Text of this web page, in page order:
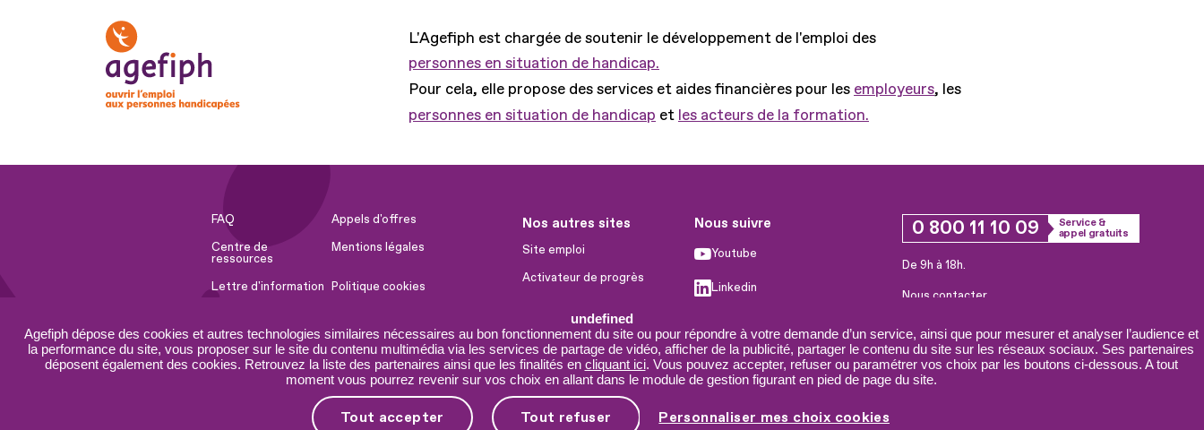
undefined
Agefiph dépose des cookies et autres technologies similaires nécessaires au bon fonctionnement du site ou pour répondre à votre demande d’un service, ainsi que pour mesurer et analyser l’audience et
la performance du site, vous proposer sur le site du contenu multimédia via les services de partage de vidéo, afficher de la publicité, partager le contenu du site sur les réseaux sociaux. Ses partenaires
déposent également des cookies. Retrouvez la liste des partenaires ainsi que les finalités en cliquant ici. Vous pouvez accepter, refuser ou paramétrer vos choix par les boutons ci-dessous. A tout
moment vous pourrez revenir sur vos choix en allant dans le module de gestion figurant en pied de page du site.
Tout accepter Tout refuser Personnaliser mes choix cookies
L'Agefiph est chargée de soutenir le développement de l'emploi des
personnes en situation de handicap.
Pour cela, elle propose des services et aides financières pour les employeurs, les
personnes en situation de handicap et les acteurs de la formation.
FAQ
Appels d'offres
Centre de
ressources
Mentions légales
Lettre d'information Politique cookies
Accessibilité :
partiellement
conforme
Plan du site
Nos autres sites
Site emploi
Activateur de progrès
Innovation et recherche
Université du RRH
Service AppuiPro
Nous suivre
Youtube
Linkedin
X
0 800 11 10 09
Service &
appel gratuits
De 9h à 18h.
Nous contacter